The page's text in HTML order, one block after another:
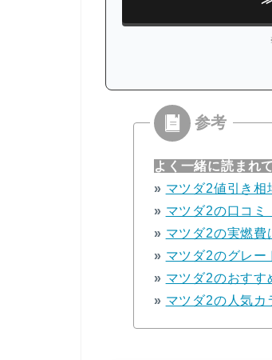
よく一緒に読まれ
» マツダ2値引き相
» マツダ2の口コミ
» マツダ2の実燃費
» マツダ2のグレー
» マツダ2のおすす
» マツダ2の人気カ